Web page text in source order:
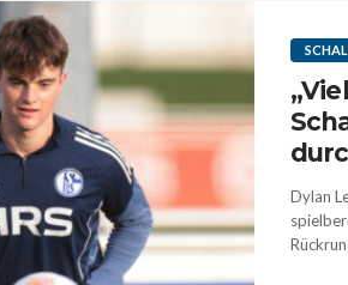
Dylan